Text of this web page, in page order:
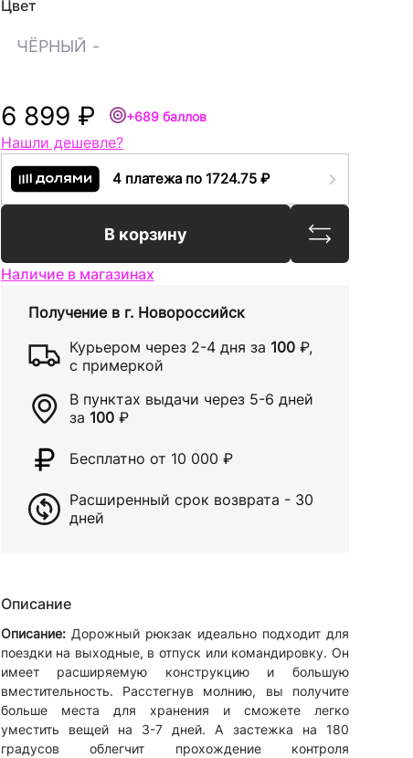
Цвет
ЧЁРНЫЙ -
6 899 ₽ +689 баллов
Нашли дешевле?
4 платежа по 1724.75 ₽
В корзину Сравнить
Наличие в магазинах
Получение в г. Новороссийск
Курьером через 2-4 дня за 100 ₽,
с примеркой
В пунктах выдачи через 5-6 дней
за 100 ₽
Бесплатно от 10 000 ₽
Расширенный срок возврата - 30
дней
Описание
Описание:Дорожный рюкзак идеально подходит для
поездки на выходные, в отпуск или командировку. Он
имеет расширяемую конструкцию и большую
вместительность. Расстегнув молнию, вы получите
больше места для хранения и сможете легко
уместить вещей на 3-7 дней. А застежка на 180
градусов облегчит прохождение контроля